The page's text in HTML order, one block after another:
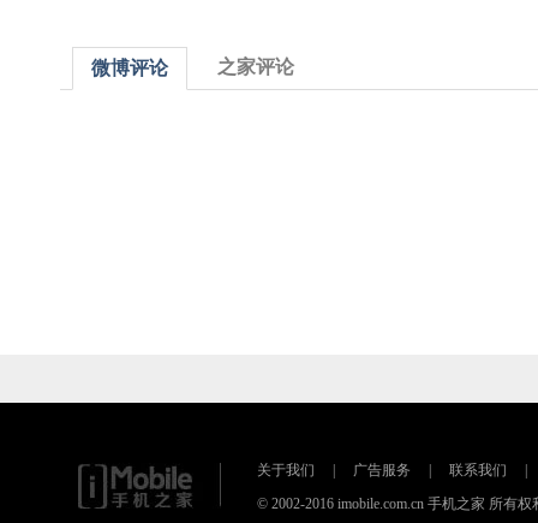
微博评论 之家评论
关于我们 广告服务 联系我们
© 2002-2016 imobile.com.cn 手机之家 所有